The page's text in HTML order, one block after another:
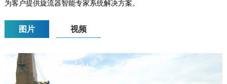
为客户提供旋流器智能专家系统解决方案。
图片 视频